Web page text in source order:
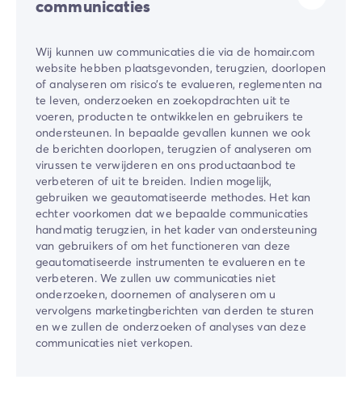
communicaties
Wij kunnen uw communicaties die via de homair.com
website hebben plaatsgevonden, terugzien, doorlopen
of analyseren om risico’s te evalueren, reglementen na
te leven, onderzoeken en zoekopdrachten uit te
voeren, producten te ontwikkelen en gebruikers te
ondersteunen. In bepaalde gevallen kunnen we ook
de berichten doorlopen, terugzien of analyseren om
virussen te verwijderen en ons productaanbod te
verbeteren of uit te breiden. Indien mogelijk,
gebruiken we geautomatiseerde methodes. Het kan
echter voorkomen dat we bepaalde communicaties
handmatig terugzien, in het kader van ondersteuning
van gebruikers of om het functioneren van deze
geautomatiseerde instrumenten te evalueren en te
verbeteren. We zullen uw communicaties niet
onderzoeken, doornemen of analyseren om u
vervolgens marketingberichten van derden te sturen
en we zullen de onderzoeken of analyses van deze
communicaties niet verkopen.